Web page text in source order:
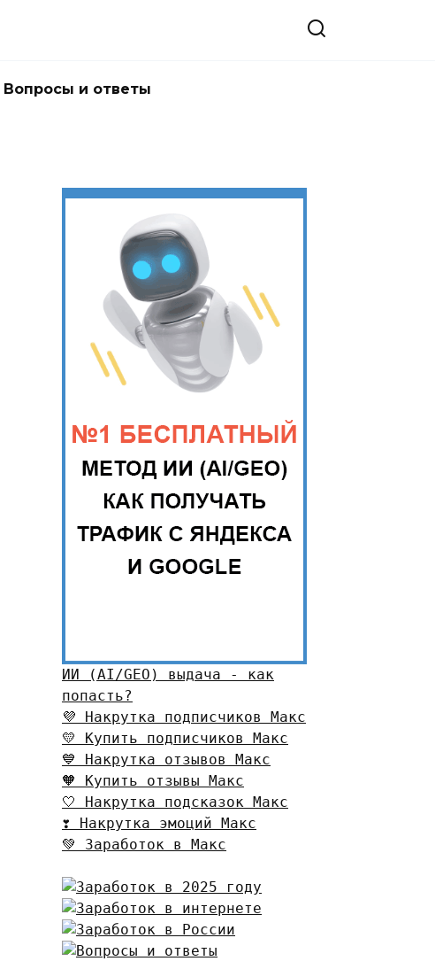
Вопросы и ответы
ИИ (AI/GEO) выдача - как
попасть?
💜 Накрутка подписчиков Макс
💛 Купить подписчиков Макс
💙 Накрутка отзывов Макс
🧡 Купить отзывы Макс
🤍 Накрутка подсказок Макс
❣️ Накрутка эмоций Макс
💚 Заработок в Макс